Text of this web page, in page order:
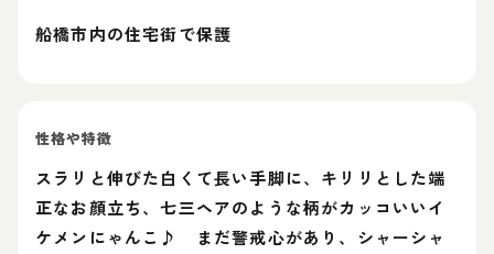
船橋市内の住宅街で保護
性格や特徴
スラリと伸びた白くて長い手脚に、キリリとした端
正なお顔立ち、七三ヘアのような柄がカッコいいイ
ケメンにゃんこ♪ まだ警戒心があり、シャーシャ